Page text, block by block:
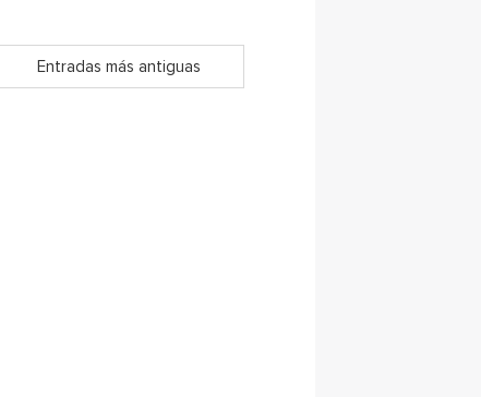
Entradas más antiguas